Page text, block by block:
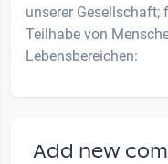
unserer
Teilhabe von
Lebensbereichen:
Add new